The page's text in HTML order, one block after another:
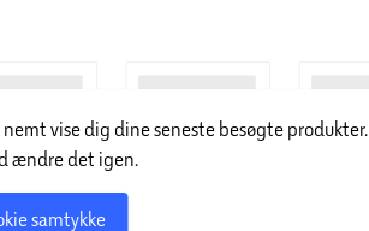
vise dig dine seneste besøgte produkter.
ændre det igen.
samtykke